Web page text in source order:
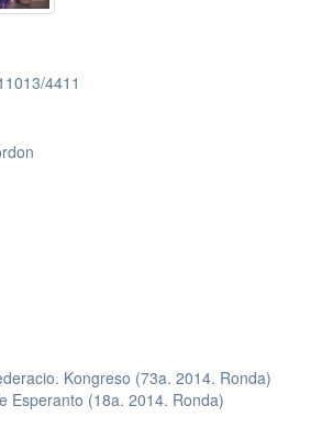
4411
Kongreso (73a. 2014. Ronda)
Esperanto (18a. 2014. Ronda)